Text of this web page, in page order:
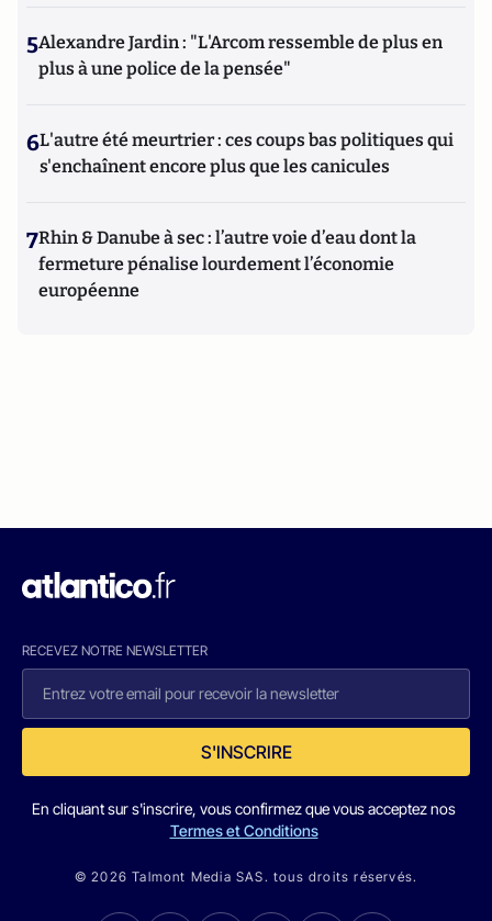
5Alexandre Jardin : "L'Arcom ressemble de plus en
plus à une police de la pensée"
6L'autre été meurtrier : ces coups bas politiques qui
s'enchaînent encore plus que les canicules
7Rhin & Danube à sec : l’autre voie d’eau dont la
fermeture pénalise lourdement l’économie
européenne
RECEVEZ NOTRE NEWSLETTER
S'INSCRIRE
En cliquant sur s'inscrire, vous confirmez que vous acceptez nos
Termes et Conditions
© 2026 Talmont Media SAS. tous droits réservés.